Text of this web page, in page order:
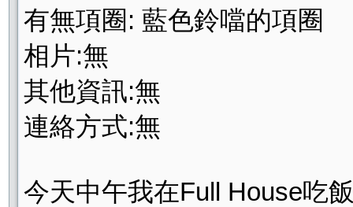
有無項圈: 藍色鈴噹的項圈
相片:無
其他資訊:無
連絡方式:無
今天中午我在Full House吃